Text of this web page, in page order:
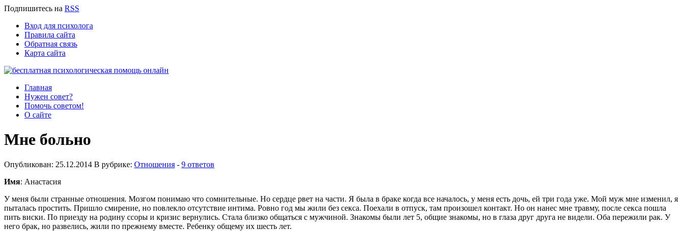
Подпишитесь на RSS
Вход для психолога
Правила сайта
Обратная связь
Карта сайта
Главная
Нужен совет?
Помочь советом!
О сайте
Мне больно
Опубликован: 25.12.2014 В рубрике: Отношения - 9 ответов
Имя: Анастасия
У меня были странные отношения. Мозгом понимаю что сомнительные. Но сердце рвет на части. Я была в браке когда все началось, у меня есть дочь, ей три года уже. Мой муж мне изменил, я
пыталась простить. Пришло смирение, но повлекло отсутствие интима. Ровно год мы жили без секса. Поехали в отпуск, там произошел контакт. Но он нанес мне травму, после секса пошла
пить виски. По приезду на родину ссоры и кризис вернулись. Стала близко общаться с мужчиной. Знакомы были лет 5, общие знакомы, но в глаза друг друга не видели. Оба пережили рак. У
него брак, но развелись, жили по прежнему вместе. Ребенку общему их шесть лет.